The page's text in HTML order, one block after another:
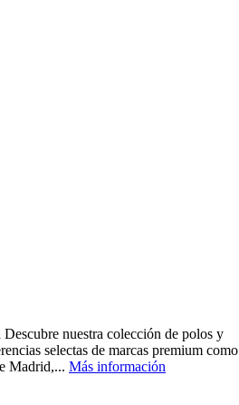
nuestra colección de polos y
selectas de marcas premium como
Madrid,... Más información